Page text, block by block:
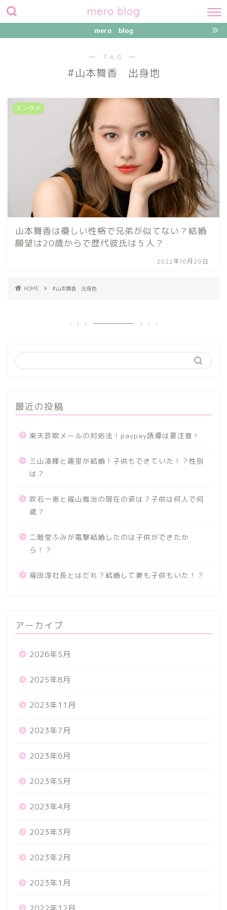
mero blog
mero blog
― TAG ―
#山本舞香 出身地
エンタメ
山本舞香は優しい性格で兄弟が似てない？結婚
願望は20歳からで歴代彼氏は５人？
2022年10月20日
HOME #山本舞香 出身地
最近の投稿
楽天詐欺メールの対処法！paypay誘導は要注意！
三山凌輝と趣里が結婚！子供もできていた！？性別
は？
吹石一恵と福山雅治の現在の姿は？子供は何人で何
歳？
二階堂ふみが電撃結婚したのは子供ができたか
ら！？
福田淳社長とはだれ？結婚して妻も子供もいた！？
アーカイブ
2026年5月
2025年8月
2023年11月
2023年7月
2023年6月
2023年5月
2023年4月
2023年3月
2023年2月
2023年1月